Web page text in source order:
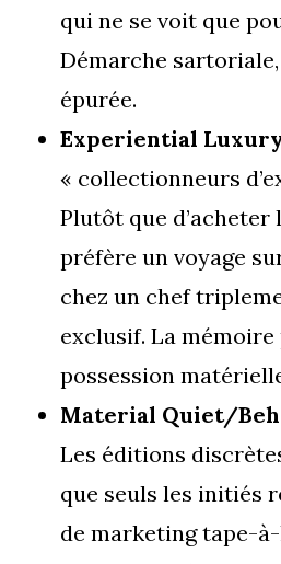
qui ne se voit que
Démarche
épurée.
Experiential
« collectionneurs
Plutôt que d’acheter
préfère un voyage
chez un chef
exclusif. La
possession
Material Quiet/
Les éditions
que seuls les initiés
de marketing tape-